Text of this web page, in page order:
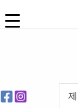
텐
기